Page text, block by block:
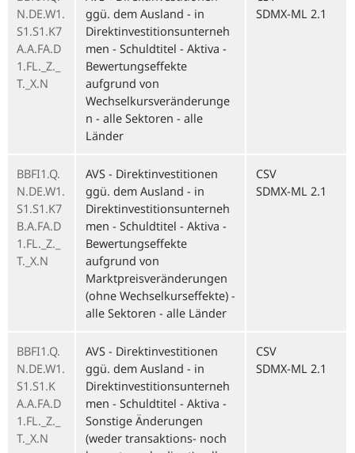
N.DE.W1.
S1.S1.K7
A.A.FA.D
1.FL._Z._
T._X.N
ggü. dem Ausland - in
Direktinvestitionsunterneh
men - Schuldtitel - Aktiva -
Bewertungseffekte
aufgrund von
Wechselkursveränderunge
n - alle Sektoren - alle
Länder
SDMX-ML 2.1
BBFI1.Q.
N.DE.W1.
S1.S1.K7
B.A.FA.D
1.FL._Z._
T._X.N
AVS - Direktinvestitionen
ggü. dem Ausland - in
Direktinvestitionsunterneh
men - Schuldtitel - Aktiva -
Bewertungseffekte
aufgrund von
Marktpreisveränderungen
(ohne Wechselkurseffekte) -
alle Sektoren - alle Länder
CSV
SDMX-ML 2.1
BBFI1.Q.
N.DE.W1.
S1.S1.K
A.A.FA.D
1.FL._Z._
T._X.N
AVS - Direktinvestitionen
ggü. dem Ausland - in
Direktinvestitionsunterneh
men - Schuldtitel - Aktiva -
Sonstige Änderungen
(weder transaktions- noch
CSV
SDMX-ML 2.1